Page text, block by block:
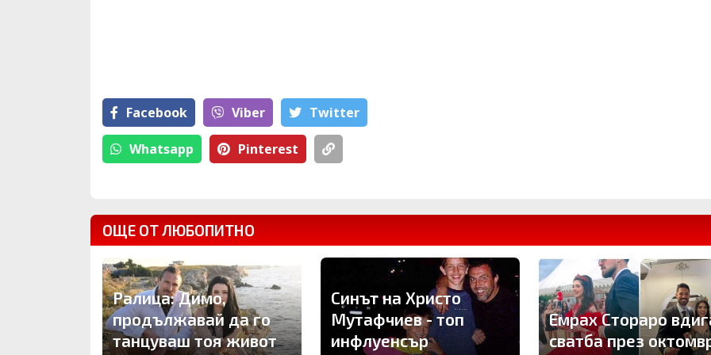
Facebook Viber Тwitter
Whatsapp Pinterest
ОЩЕ ОТ ЛЮБОПИТНО
Ралица: Димо,
продължавай да го
танцуваш тоя живот
Синът на Христо
Мутафчиев - топ
инфлуенсър
Емрах Стораро
сватба през